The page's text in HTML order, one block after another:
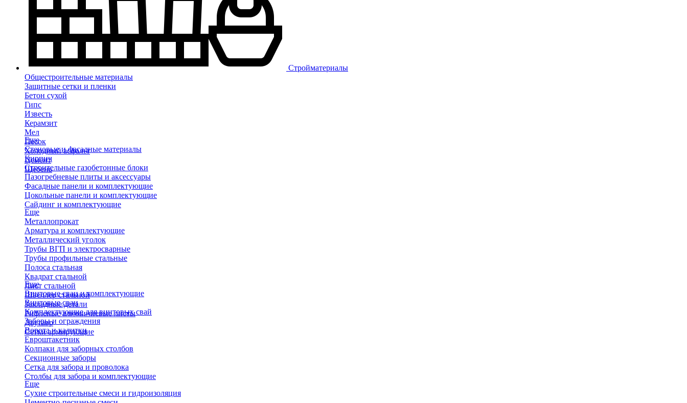
Стройматериалы
Общестроительные материалы
Защитные сетки и пленки
Бетон сухой
Гипс
Известь
Керамзит
Мел
Песок
Холодный асфальт
Цемент
Щебень
Еще
Стеновые и фасадные материалы
Кирпич
Строительные газобетонные блоки
Пазогребневые плиты и аксессуары
Фасадные панели и комплектующие
Цокольные панели и комплектующие
Сайдинг и комплектующие
Еще
Металлопрокат
Арматура и комплектующие
Металлический уголок
Трубы ВГП и электросварные
Трубы профильные стальные
Полоса стальная
Квадрат стальной
Лист стальной
Швеллер стальной
Закладные детали
Рифленые алюминиевые листы
Двутавр
Сетки армирующие
Еще
Винтовые сваи и комплектующие
Винтовые сваи
Комплектующие для винтовых свай
Заборы и ограждения
Ворота и калитки
Евроштакетник
Колпаки для заборных столбов
Секционные заборы
Сетка для забора и проволока
Столбы для забора и комплектующие
Еще
Сухие строительные смеси и гидроизоляция